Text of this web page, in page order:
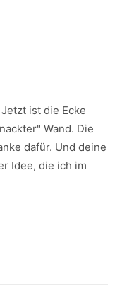
ist die Ecke
Wand. Die
dafür. Und deine
Idee, die ich im